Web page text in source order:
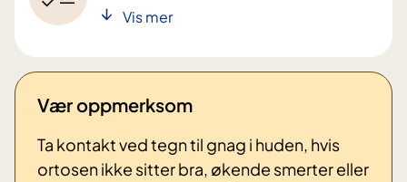
Vis mer
Vær oppmerksom
Ta kontakt ved tegn til gnag i huden, hvis
ortosen ikke sitter bra, økende smerter eller